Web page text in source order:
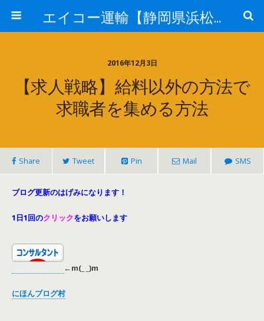
エイコー運輸【静岡県浜松市】
2016年12月3日
【求人戦略】給料以外の方法で
求職者を集める方法
Share Tweet Pin Mail SMS
ブログ更新のはげみになります！
1日1回のクリックをお願いします
←m(_ _)m
にほんブログ村